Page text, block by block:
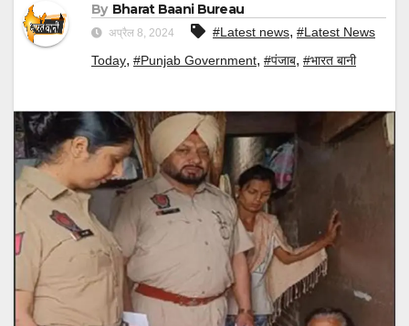
By Bharat Baani Bureau
अप्रैल 8, 2024 #Latest news, #Latest News
Today, #Punjab Government, #पंजाब, #भारत बानी